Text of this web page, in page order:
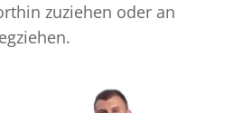
zuziehen oder an